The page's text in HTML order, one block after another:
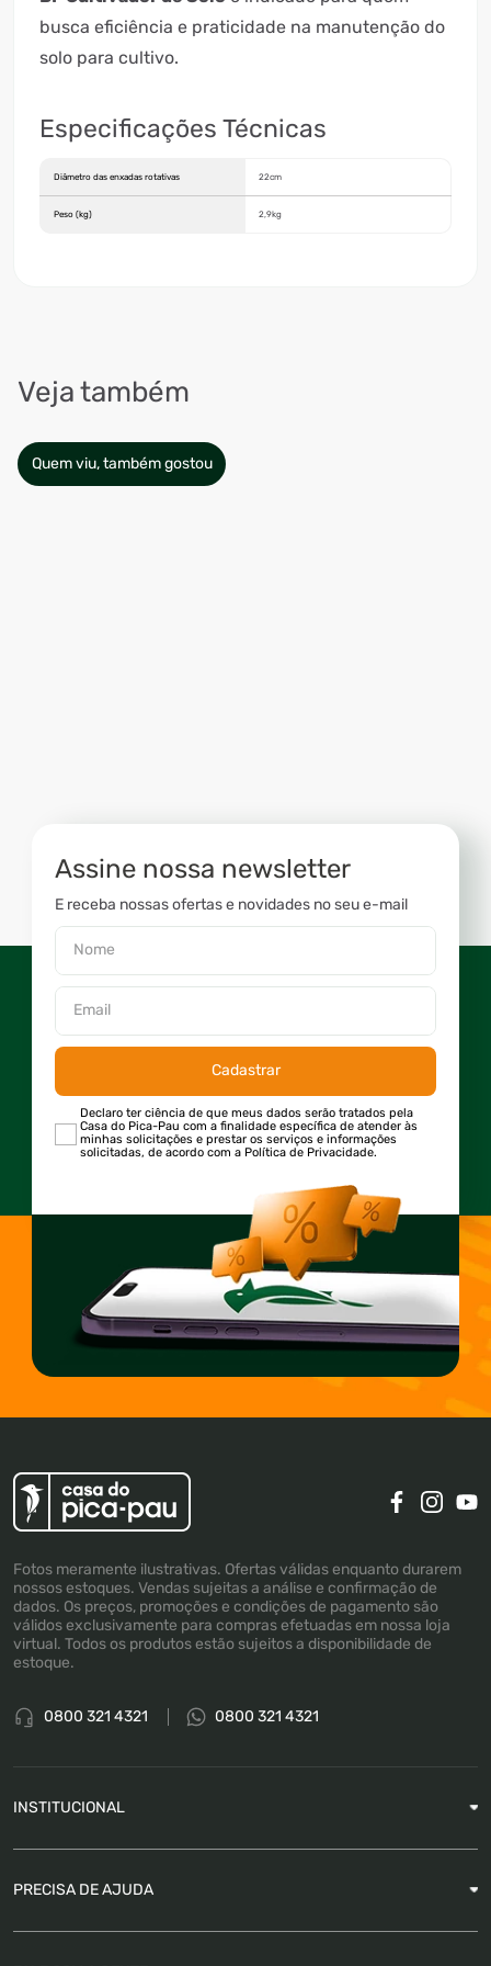
busca eficiência e praticidade na manutenção do
solo para cultivo.
Especificações Técnicas
Diâmetro das enxadas rotativas 22cm
Peso (kg) 2,9kg
Veja também
Quem viu, também gostou
Assine nossa newsletter
E receba nossas ofertas e novidades no seu e-mail
Cadastrar
Declaro ter ciência de que meus dados serão tratados pela
Casa do Pica-Pau com a finalidade específica de atender às
minhas solicitações e prestar os serviços e informações
solicitadas, de acordo com a Política de Privacidade.
Fotos meramente ilustrativas. Ofertas válidas enquanto durarem
nossos estoques. Vendas sujeitas a análise e confirmação de
dados. Os preços, promoções e condições de pagamento são
válidos exclusivamente para compras efetuadas em nossa loja
virtual. Todos os produtos estão sujeitos a disponibilidade de
estoque.
0800 321 4321 0800 321 4321
INSTITUCIONAL
PRECISA DE AJUDA